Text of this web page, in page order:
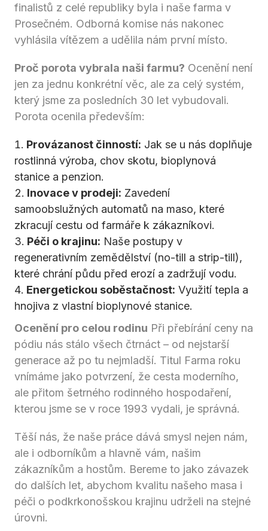
finalistů z celé republiky byla i naše farma v
Prosečném. Odborná komise nás nakonec
vyhlásila vítězem a udělila nám první místo.
Proč porota vybrala naši farmu? Ocenění není
jen za jednu konkrétní věc, ale za celý systém,
který jsme za posledních 30 let vybudovali.
Porota ocenila především:
Provázanost činností: Jak se u nás doplňuje
rostlinná výroba, chov skotu, bioplynová
stanice a penzion.
Inovace v prodeji: Zavedení
samoobslužných automatů na maso, které
zkracují cestu od farmáře k zákazníkovi.
Péči o krajinu: Naše postupy v
regenerativním zemědělství (no-till a strip-till),
které chrání půdu před erozí a zadržují vodu.
Energetickou soběstačnost: Využití tepla a
hnojiva z vlastní bioplynové stanice.
Ocenění pro celou rodinu Při přebírání ceny na
pódiu nás stálo všech čtrnáct – od nejstarší
generace až po tu nejmladší. Titul Farma roku
vnímáme jako potvrzení, že cesta moderního,
ale přitom šetrného rodinného hospodaření,
kterou jsme se v roce 1993 vydali, je správná.
Těší nás, že naše práce dává smysl nejen nám,
ale i odborníkům a hlavně vám, našim
zákazníkům a hostům. Bereme to jako závazek
do dalších let, abychom kvalitu našeho masa i
péči o podkrkonošskou krajinu udrželi na stejné
úrovni.